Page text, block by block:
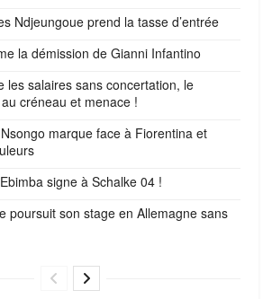
Ndjeungoue prend la tasse d’entrée
la démission de Gianni Infantino
les salaires sans concertation, le
créneau et menace !
marque face à Fiorentina et
signe à Schalke 04 !
poursuit son stage en Allemagne sans